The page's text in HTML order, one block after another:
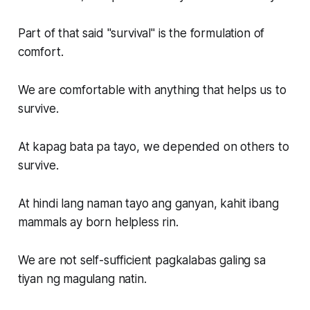
Part of that said "survival" is the formulation of
comfort.
We are comfortable with anything that helps us to
survive.
At kapag bata pa tayo, we depended on others to
survive.
At hindi lang naman tayo ang ganyan, kahit ibang
mammals ay born helpless rin.
We are not self-sufficient pagkalabas galing sa
tiyan ng magulang natin.